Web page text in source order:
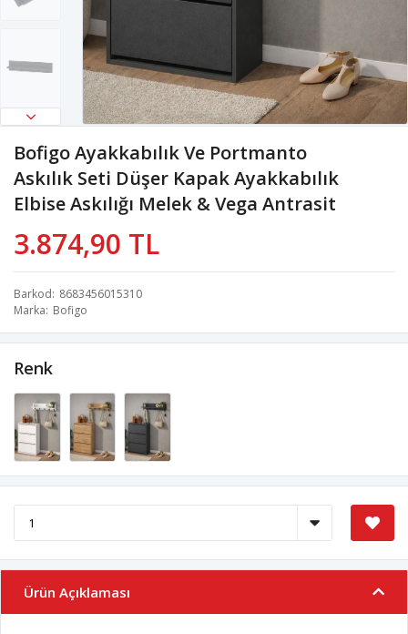
Bofigo Ayakkabılık Ve Portmanto
Askılık Seti Düşer Kapak Ayakkabılık
Elbise Askılığı Melek & Vega Antrasit
3.874,90 TL
Barkod 8683456015310
Marka Bofigo
Renk
Ürün Açıklaması